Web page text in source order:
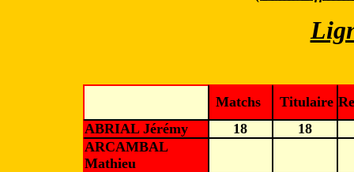
Matchs Titulaire
ABRIAL Jérémy
18
18
ARCAMBAL
Mathieu